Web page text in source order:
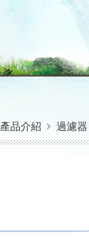
產品介紹 過濾器